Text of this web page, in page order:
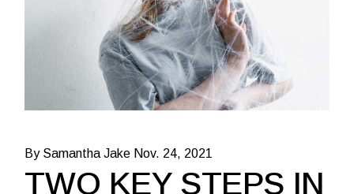
By Samantha Jake Nov. 24, 2021
TWO KEY STEPS IN